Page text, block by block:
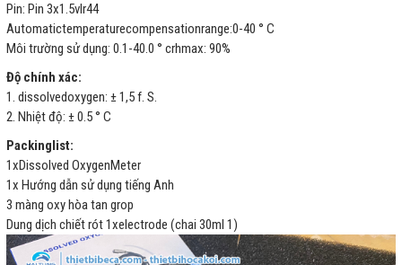
Pin: Pin 3x1.5vlr44
Automatictemperaturecompensationrange:0-40 ° C
Môi trường sử dụng: 0.1-40.0 ° crhmax: 90%
Độ chính xác:
1. dissolvedoxygen: ± 1,5 f. S.
2. Nhiệt độ: ± 0.5 ° C
Packinglist:
1xDissolved OxygenMeter
1x Hướng dẫn sử dụng tiếng Anh
3 màng oxy hòa tan grop
Dung dịch chiết rót 1xelectrode (chai 30ml 1)